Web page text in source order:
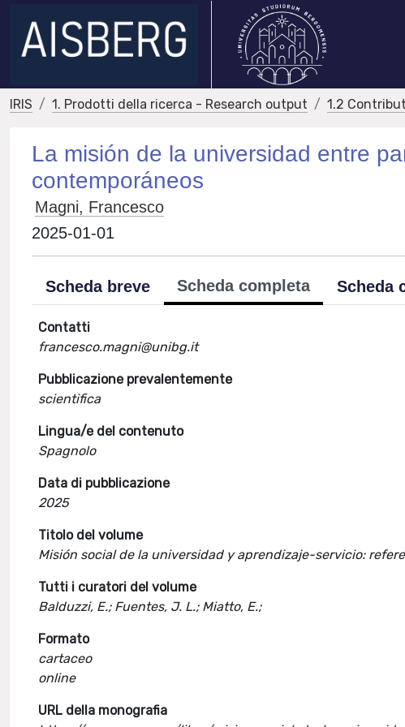
IRIS 1. Prodotti della ricerca - Research output 1.2
La misión de la universidad entre
contemporáneos
Magni, Francesco
2025-01-01
Scheda breve Scheda completa Scheda
Contatti
francesco.magni@unibg.it
Pubblicazione prevalentemente
scientifica
Lingua/e del contenuto
Spagnolo
Data di pubblicazione
2025
Titolo del volume
Misión social de la universidad y aprendizaje-servicio:
Tutti i curatori del volume
Balduzzi, E.; Fuentes, J. L.; Miatto, E.;
Formato
cartaceo
online
URL della monografia